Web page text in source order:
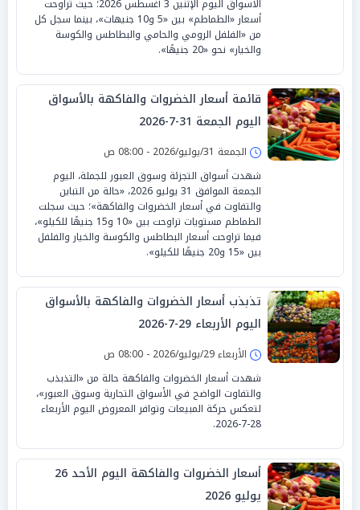
الأسواق اليوم الإثنين 3 أغسطس 2026؛ حيث تراوحت
أسعار «الطماطم» بين «5 و10 جنيهات»، بينما سجل كل
من «الفلفل الرومي والحامي والبطاطس والكوسة
والخيار» نحو «20 جنيهًا».
قائمة أسعار الخضروات والفاكهة بالأسواق
اليوم الجمعة 31-7-2026
الجمعة 31/يوليو/2026 - 08:00 ص
شهدت أسواق التجزئة وسوق العبور للجملة، اليوم
الجمعة الموافق 31 يوليو 2026، «حالة من التباين
والتفاوت في أسعار الخضروات والفاكهة»؛ حيث سجلت
الطماطم مستويات تراوحت بين «10 و15 جنيهًا للكيلو»،
فيما تراوحت أسعار البطاطس والكوسة والخيار والفلفل
بين «15 و20 جنيهًا للكيلو».
تذبذب أسعار الخضروات والفاكهة بالأسواق
اليوم الأربعاء 29-7-2026
الأربعاء 29/يوليو/2026 - 08:00 ص
شهدت أسعار الخضروات والفاكهة حالة من «التذبذب
والتفاوت الواضح في الأسواق التجارية وسوق العبور»،
لتعكس حركة المبيعات وتوافر المعروض اليوم الأربعاء
28-7-2026.
أسعار الخضروات والفاكهة اليوم الأحد 26
يوليو 2026